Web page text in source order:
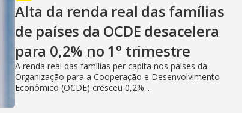
Alta da renda real das famílias
de países da OCDE desacelera
para 0,2% no 1º trimestre
A renda real das famílias per capita nos países da
Organização para a Cooperação e Desenvolvimento
Econômico (OCDE) cresceu 0,2%...